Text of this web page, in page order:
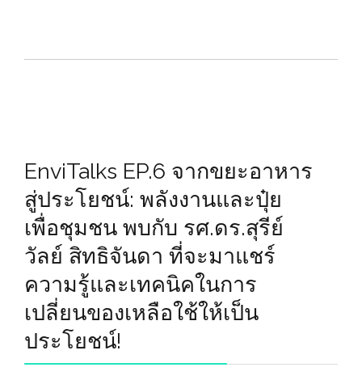
EnviTalks EP.6 จากขยะอาหาร
สู่ประโยชน์: พลังงานและปุ๋ย
เพื่อชุมชน พบกับ รศ.ดร.สุรีย์
วัลย์ สิทธิจันดา ที่จะมาแชร์
ความรู้และเทคนิคในการ
เปลี่ยนของเหลือใช้ให้เป็น
ประโยชน์!